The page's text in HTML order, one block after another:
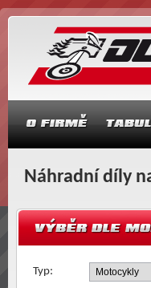
Náhradní díly
Typ: